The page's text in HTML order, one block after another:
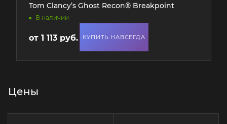
Tom Clancy’s Ghost Recon® Breakpoint
В наличии
от 1 113 руб. КУПИТЬ НАВСЕГДА
Цены